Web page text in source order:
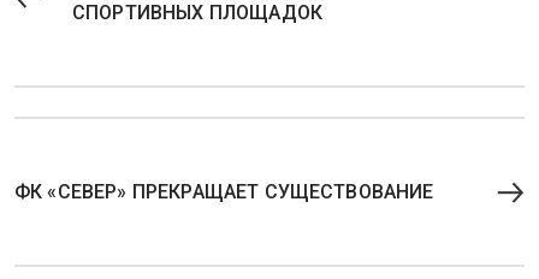
СПОРТИВНЫХ ПЛОЩАДОК
ФК «СЕВЕР» ПРЕКРАЩАЕТ СУЩЕСТВОВАНИЕ